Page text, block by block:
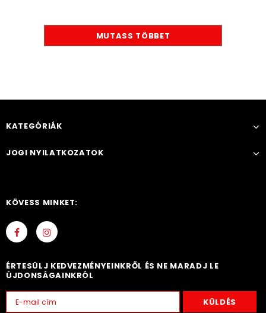
MUTASS TÖBBET
KATEGÓRIÁK
JOGI NYILATKOZATOK
KÖVESS MINKET:
ÉRTESÜLJ KEDVEZMÉNYEINKRŐL ÉS NE MARADJ LE
ÚJDONSÁGAINKRÓL